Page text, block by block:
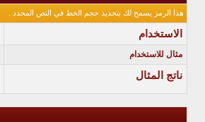
هذا الرمز يسمح لك بتحديد حجم الخط في النص المحدد .
الاستخدام
مثال للاستخدام
ناتج المثال